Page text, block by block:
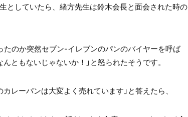
としていたら、緒方先生は鈴木会長と面会された時の
のか突然セブン-イレブンのパンのバイヤーを呼ば
ともないじゃないか！」と怒られたそうです。
レーパンは大変よく売れています」と答えたら、